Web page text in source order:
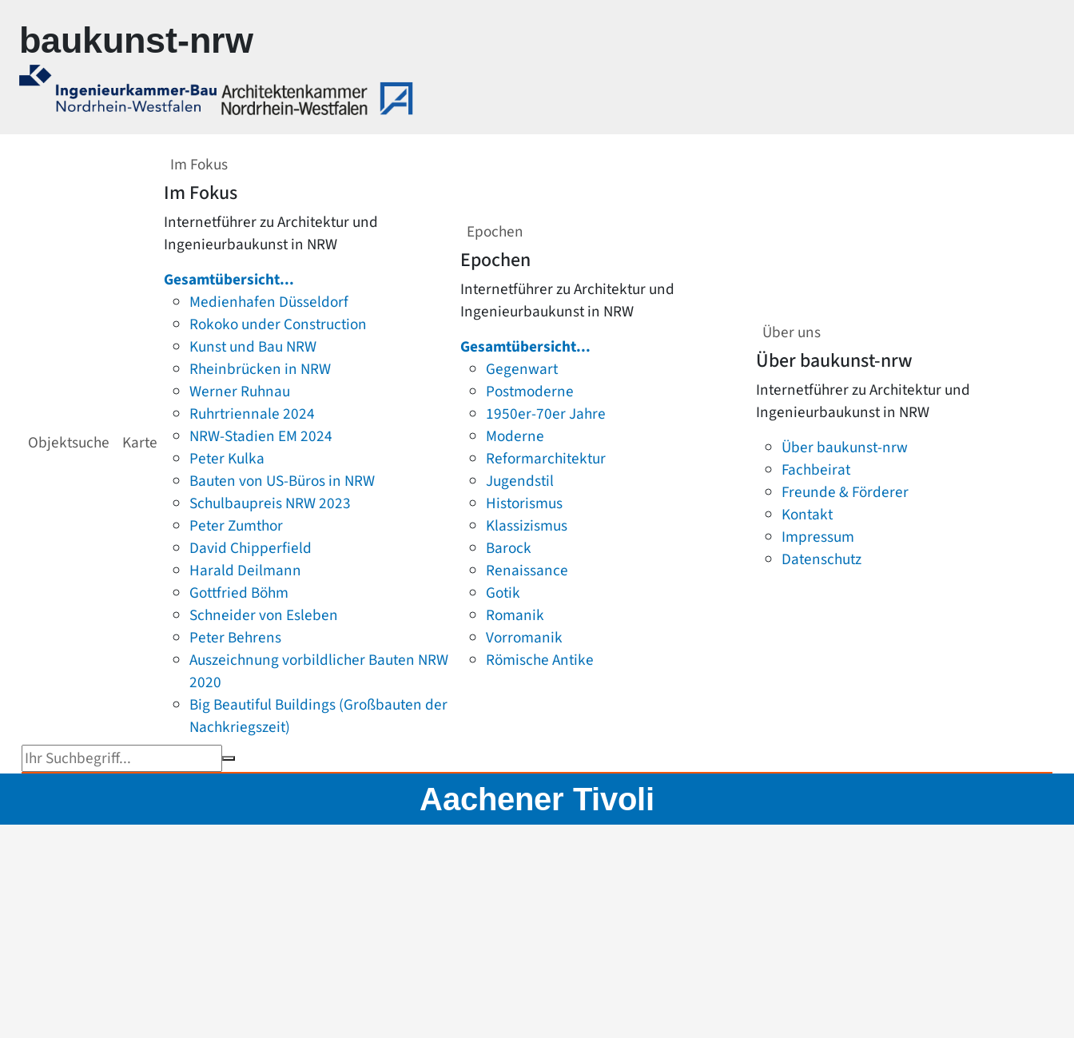
baukunst-nrw
Objektsuche Karte
Im Fokus
Im Fokus
Internetführer zu Architektur und
Ingenieurbaukunst in NRW
Gesamtübersicht...
Medienhafen Düsseldorf
Rokoko under Construction
Kunst und Bau NRW
Rheinbrücken in NRW
Werner Ruhnau
Ruhrtriennale 2024
NRW-Stadien EM 2024
Peter Kulka
Bauten von US-Büros in NRW
Schulbaupreis NRW 2023
Peter Zumthor
David Chipperfield
Harald Deilmann
Gottfried Böhm
Schneider von Esleben
Peter Behrens
Auszeichnung vorbildlicher Bauten NRW
2020
Big Beautiful Buildings (Großbauten der
Nachkriegszeit)
Epochen
Epochen
Internetführer zu Architektur und
Ingenieurbaukunst in NRW
Gesamtübersicht...
Gegenwart
Postmoderne
1950er-70er Jahre
Moderne
Reformarchitektur
Jugendstil
Historismus
Klassizismus
Barock
Renaissance
Gotik
Romanik
Vorromanik
Römische Antike
Über uns
Über baukunst-nrw
Internetführer zu Architektur und
Ingenieurbaukunst in NRW
Über baukunst-nrw
Fachbeirat
Freunde & Förderer
Kontakt
Impressum
Datenschutz
Suchbegriff eingeben
Aachener Tivoli